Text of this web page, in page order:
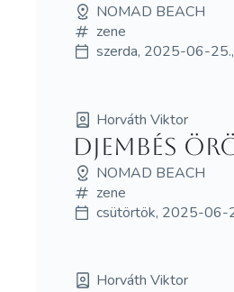
NOMAD BEACH
zene
szerda, 2025-06-
Horváth Viktor
Djembés
NOMAD BEACH
zene
csütörtök, 2025-06-
Horváth Viktor